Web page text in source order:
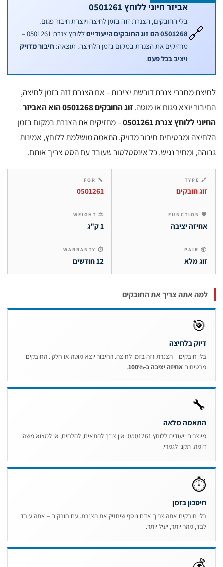
אביזר חיוני ללוחץ 0501261
בלי החובקים, הצנרת זזה בזמן לחיצה ויוצרת חיבור פגום.
0501268 הם זוג החובקים הייעודיים
ללוחץ צנרת 0501261 –
מחזיקים את הצנרת במקום בזמן הלחיצה. תוצאה:חיבור מדויק
ויציב בכל פעם.
מחברי צנרת דורשת יציבות – אם הצנרת זזה בזמן לחיצה,
יוצא פגום או מוטה.
זוג החובקים 0501268 הוא האביזר
ללוחץ צנרת 0501261
– מחזיקים את הצנרת במקום בזמן
ומבטיחים חיבור מדויק. התאמה מושלמת ללוחץ, אמינות
ומחיר נגיש. כל אינסטלטור שעובד עם הסט צריך אותם.
חובקים 0501261
יציבה
מלא
אתה צריך את החובקים
בלחיצה
חובקים – הצנרת זזה בזמן לחיצה. החיבור יוצא מוטה או חלקי. החובקים
אחיזה יציבה ב-100% .
מלאה
מיוצרים ייעודית ללוחץ 0501261. אין צורך להתאים, להלחים, או למצוא משהו
תקני לגמרי.
בזמן
חובקים אתה צריך אדם נוסף שיחזיק את הצנרת. עם חובקים – אתה עובד
מהר יותר, יעיל יותר.